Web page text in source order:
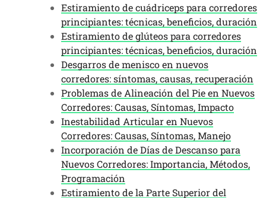
Estiramiento de cuádriceps para corredores
principiantes: técnicas, beneficios, duración
Estiramiento de glúteos para corredores
principiantes: técnicas, beneficios, duración
Desgarros de menisco en nuevos
corredores: síntomas, causas, recuperación
Problemas de Alineación del Pie en Nuevos
Corredores: Causas, Síntomas, Impacto
Inestabilidad Articular en Nuevos
Corredores: Causas, Síntomas, Manejo
Incorporación de Días de Descanso para
Nuevos Corredores: Importancia, Métodos,
Programación
Estiramiento de la Parte Superior del